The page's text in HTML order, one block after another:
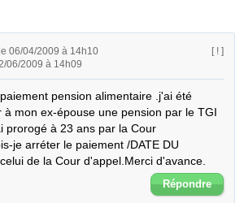
le 06/04/2009 à 14h10
06/2009 à 14h09
[ ! ]
pension alimentaire .j'ai été
à mon ex-épouse une pension par le TGI
prorogé à 23 ans par la Cour
je arréter le paiement /DATE DU
de la Cour d'appel.Merci d'avance.
Répondre